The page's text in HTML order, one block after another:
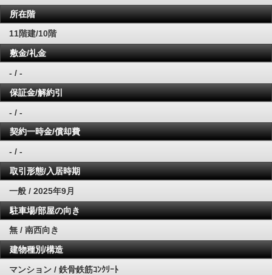
所在階
11階建/10階
敷金/礼金
- / -
保証金/解約引
- / -
契約一時金/償却費
- / -
取引形態/入居時期
一般 / 2025年9月
駐車場/部屋の向き
無 / 南西向き
建物種別/構造
マンション / 鉄骨鉄筋ｺﾝｸﾘｰﾄ